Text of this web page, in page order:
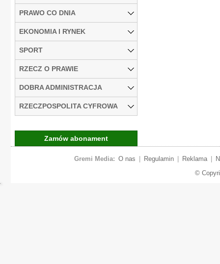
PRAWO CO DNIA
EKONOMIA I RYNEK
SPORT
RZECZ O PRAWIE
DOBRA ADMINISTRACJA
RZECZPOSPOLITA CYFROWA
Zamów abonament
Gremi Media: O nas Regulamin Reklama
©